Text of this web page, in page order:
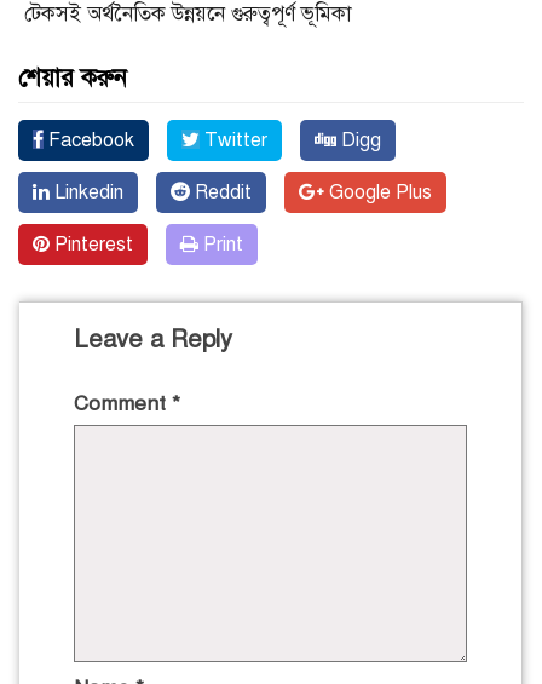
টেকসই অর্থনৈতিক উন্নয়নে গুরুত্বপূর্ণ ভূমিকা
শেয়ার করুন
Facebook Twitter Digg
Linkedin Reddit Google Plus
Pinterest Print
Leave a Reply
Comment *